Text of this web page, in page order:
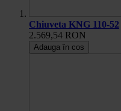
Chiuveta KNG 110-52
2.569,54 RON
Adauga în cos